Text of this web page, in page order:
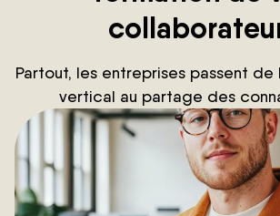
Partout, les entreprises passent de
vertical au partage des